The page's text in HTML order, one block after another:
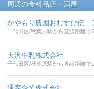
周辺の食料品店・酒屋
かやもり農園おむすび伝
千代田区/秋葉原駅から直線距離で
大沢牛乳株式会社
千代田区/秋葉原駅から直線距離で